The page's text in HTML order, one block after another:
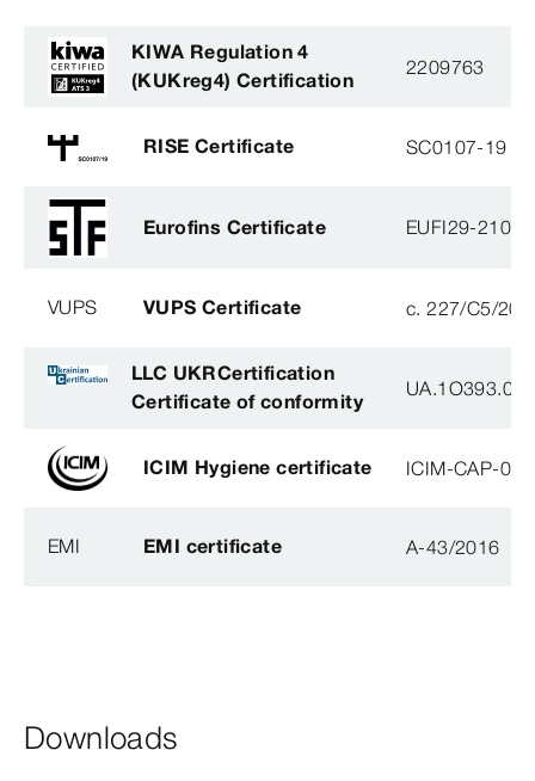
KIWA Regulation 4
(KUKreg4) Certification
2209763
RISE Certificate SC0107-19
Eurofins Certificate EUFI29-
VUPS VUPS Certificate c. 227/C5/
LLC UKRCertification
Certificate of conformity
ICIM Hygiene certificate ICIM-CAP-
EMI EMI certificate A-43/2016
Downloads